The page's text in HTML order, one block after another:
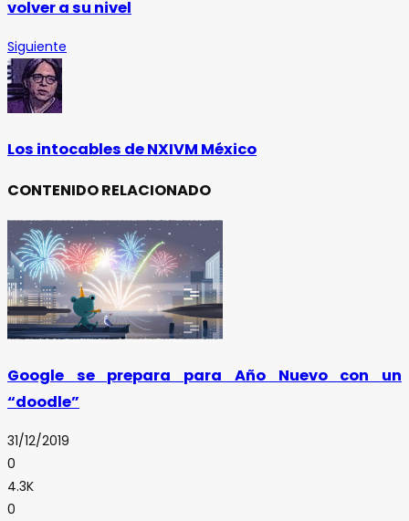
volver a su nivel
Siguiente
Los intocables de NXIVM México
CONTENIDO RELACIONADO
Google se prepara para Año Nuevo con un
“doodle”
31/12/2019
0
4.3K
0